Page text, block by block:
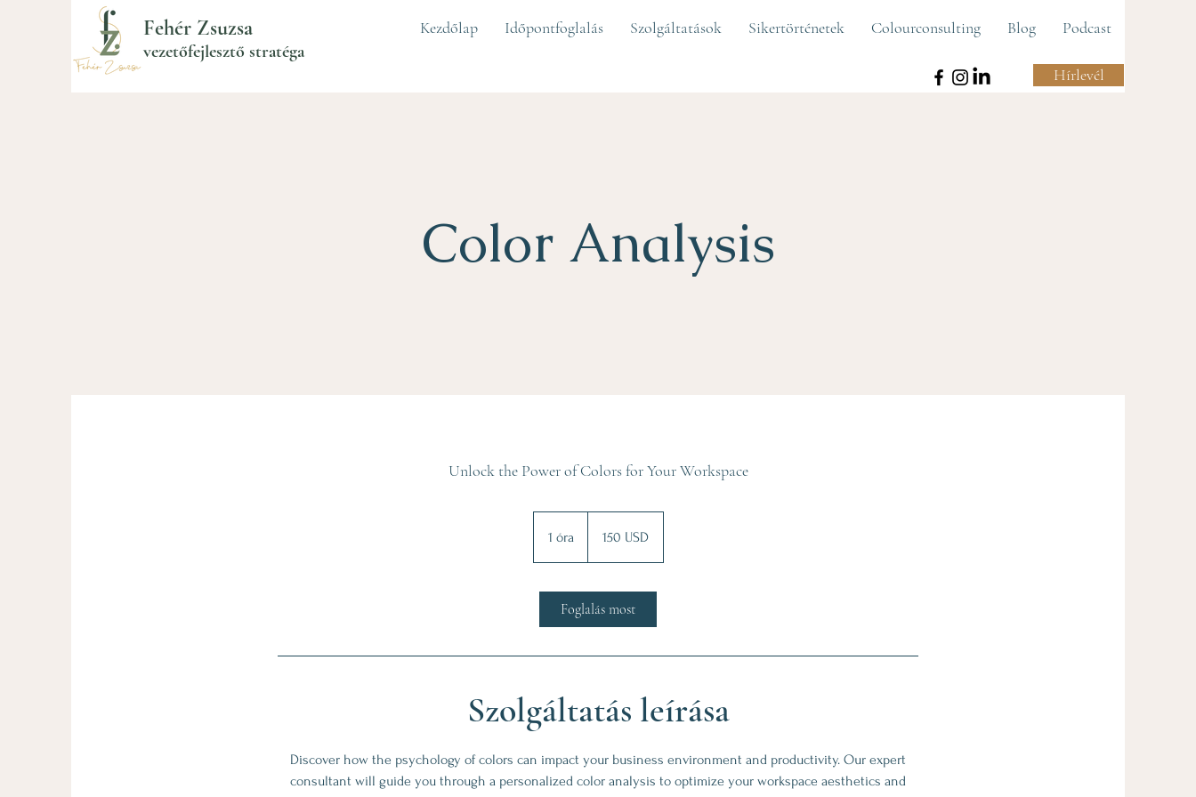
Fehér Zsuzsa
vezetőfejlesztő stratéga
Kezdőlap Időpontfoglalás Szolgáltatások Sikertörténetek Colourconsulting Blog Podcast
Hírlevél
Color Analysis
Unlock the Power of Colors for Your Workspace
1 óra1
ó
dollár150 USD
Foglalás most
Szolgáltatás leírása
Discover how the psychology of colors can impact your business environment and productivity. Our expert
consultant will guide you through a personalized color analysis to optimize your workspace aesthetics and